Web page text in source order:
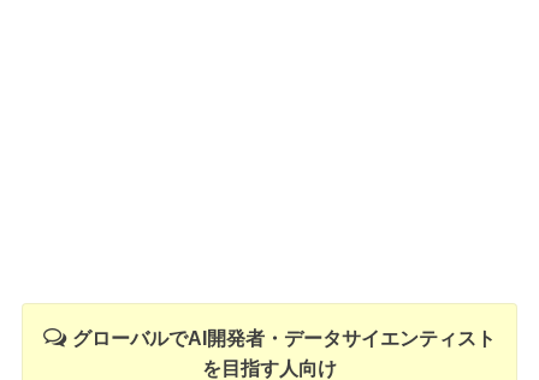
グローバルでAI開発者・データサイエンティスト
を目指す人向け